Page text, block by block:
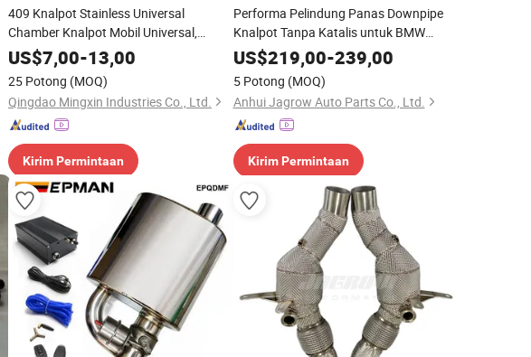
409 Knalpot Stainless Universal
Chamber Knalpot Mobil Universal,
Kinerja Flowmaster Dual Exhaust
Universal
US$7,00-13,00
25 Potong (MOQ)
Qingdao Mingxin Industries Co., Ltd.
Kirim Permintaan
Performa Pelindung Panas Downpipe
Knalpot Tanpa Katalis untuk BMW
M235 N55
US$219,00-239,00
5 Potong (MOQ)
Anhui Jagrow Auto Parts Co., Ltd.
Kirim Permintaan